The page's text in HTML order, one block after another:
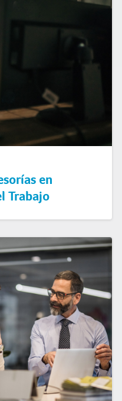
en
Trabajo